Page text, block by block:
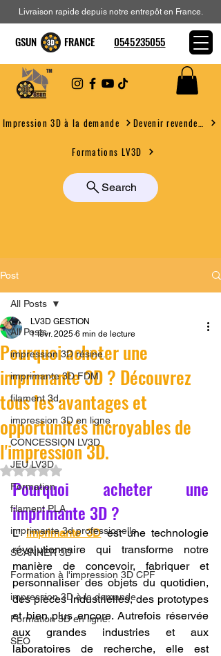
Impression 3D à la demande
Formations LV3D
Search
Livraison rapide depuis notre entrepôt en France.
GSUN FRANCE 0545235055
Post
All Posts
impression 3D résine.
imprimante 3D FDM
filament 3d,
impression 3D en ligne
CONCESSION LV3D
JEU LV3D
Formation
filament PLA
imprimante 3d professionelle
SCANNER 3D
Formation à l'impression 3D CPF
impression 3D à la demande
Formation 3D en ligne.
SEO
All Posts
Pourquoi acheter une
imprimante 3D ? Découvrez
tous les avantages et
opportunités incroyables de
l'impression 3D.
LV3D GESTION
1 févr. 2025 6 min de lecture
Noté NaN étoiles sur 5.
Pourquoi acheter une
imprimante 3D ?
L' imprimante 3D est une technologie
révolutionnaire qui transforme notre
manière de concevoir, fabriquer et
personnaliser des objets du quotidien,
des pièces industrielles, des prototypes
et bien plus encore. Autrefois réservée
aux grandes industries et aux
laboratoires de recherche, elle est